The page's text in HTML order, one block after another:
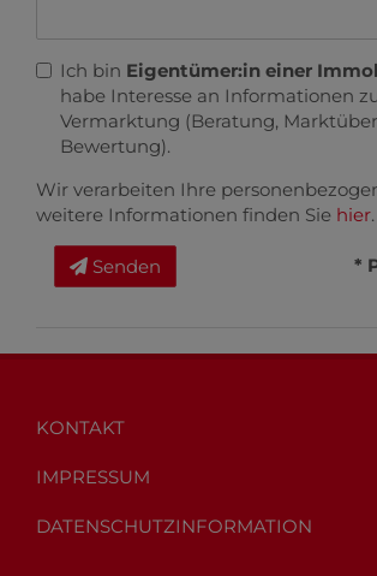
Ich bin Eigentümer:in einer
habe Interesse an Informationen
Vermarktung (Beratung,
Bewertung).
Wir verarbeiten Ihre
weitere Informationen finden Sie hier.
Senden *
KONTAKT
IMPRESSUM
DATENSCHUTZINFORMATION